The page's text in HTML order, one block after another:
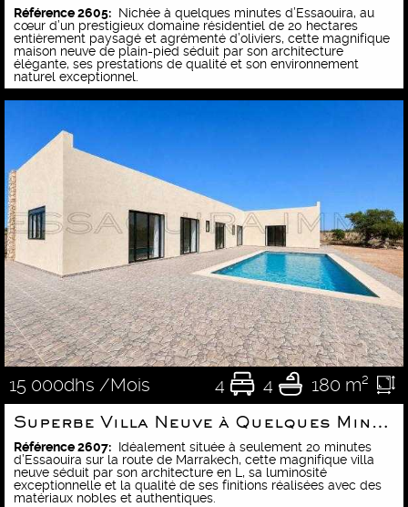
Référence 2605: Nichée à quelques minutes d’Essaouira, au
cœur d’un prestigieux domaine résidentiel de 20 hectares
entièrement paysagé et agrémenté d’oliviers, cette magnifique
maison neuve de plain-pied séduit par son architecture
élégante, ses prestations de qualité et son environnement
naturel exceptionnel.
15 000dhs /Mois 4 4 180 m²
Superbe Villa Neuve à Quelques Minutes d’Essaouira
Référence 2607: Idéalement située à seulement 20 minutes
d’Essaouira sur la route de Marrakech, cette magnifique villa
neuve séduit par son architecture en L, sa luminosité
exceptionnelle et la qualité de ses finitions réalisées avec des
matériaux nobles et authentiques.